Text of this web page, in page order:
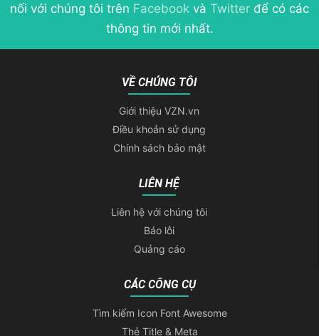
nối với chúng tôi trên Facebook và Twitter để có các
thông tin mới nhất.
VỀ CHÚNG TÔI
Giới thiệu VZN.vn
Điều khoản sử dụng
Chính sách bảo mật
LIÊN HỆ
Liên hệ với chúng tôi
Báo lỗi
Quảng cáo
CÁC CÔNG CỤ
Tìm kiếm Icon Font Awesome
Thẻ Title & Meta